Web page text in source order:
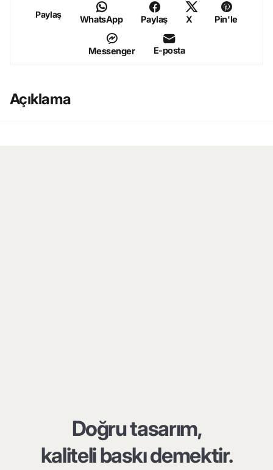
Paylaş WhatsApp Paylaş X Pin'le
Messenger E-posta
Açıklama
Doğru tasarım,
kaliteli baskı demektir.